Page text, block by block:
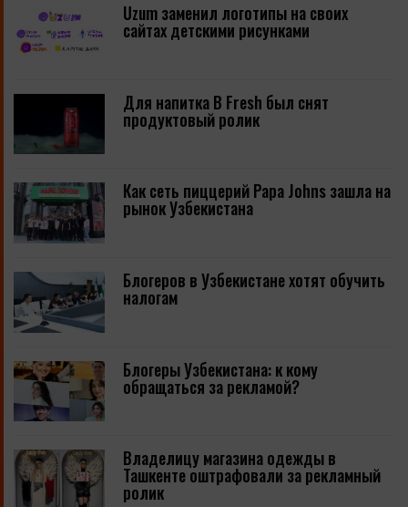
Uzum заменил логотипы на своих
сайтах детскими рисунками
Для напитка B Fresh был снят
продуктовый ролик
Как сеть пиццерий Papa Johns зашла на
рынок Узбекистана
Блогеров в Узбекистане хотят обучить
налогам
Блогеры Узбекистана: к кому
обращаться за рекламой?
Владелицу магазина одежды в
Ташкенте оштрафовали за рекламный
ролик